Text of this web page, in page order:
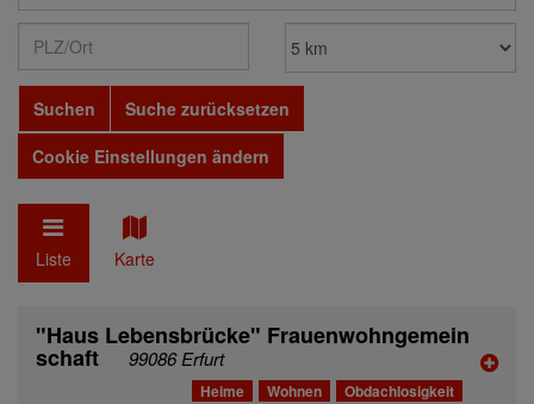
Suchen
Suche zurücksetzen
Cookie Einstellungen ändern
Liste Karte
"Haus Lebensbrücke" Frauenwohngemein
schaft 99086 Erfurt
Heime Wohnen Obdachlosigkeit